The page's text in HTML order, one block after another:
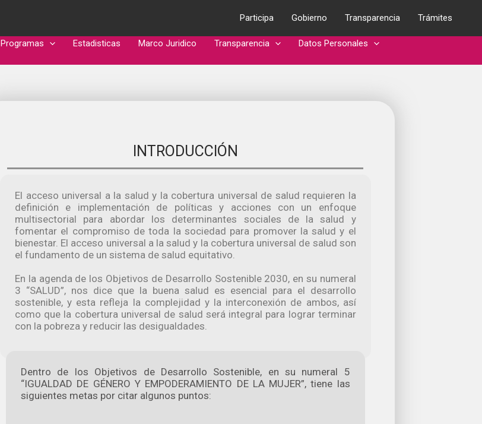
Participa Gobierno Transparencia Trámites
Programas Estadisticas Marco Juridico Transparencia
Datos Personales
INTRODUCCIÓN
El acceso universal a la salud y la cobertura universal de salud requieren la
definición e implementación de políticas y acciones con un enfoque
multisectorial para abordar los determinantes sociales de la salud y
fomentar el compromiso de toda la sociedad para promover la salud y el
bienestar. El acceso universal a la salud y la cobertura universal de salud son
el fundamento de un sistema de salud equitativo.
En la agenda de los Objetivos de Desarrollo Sostenible 2030, en su numeral
3 “SALUD”, nos dice que la buena salud es esencial para el desarrollo
sostenible, y esta refleja la complejidad y la interconexión de ambos, así
como que la cobertura universal de salud será integral para lograr terminar
con la pobreza y reducir las desigualdades.
Dentro de los Objetivos de Desarrollo Sostenible, en su numeral 5
“IGUALDAD DE GÉNERO Y EMPODERAMIENTO DE LA MUJER”, tiene las
siguientes metas por citar algunos puntos: